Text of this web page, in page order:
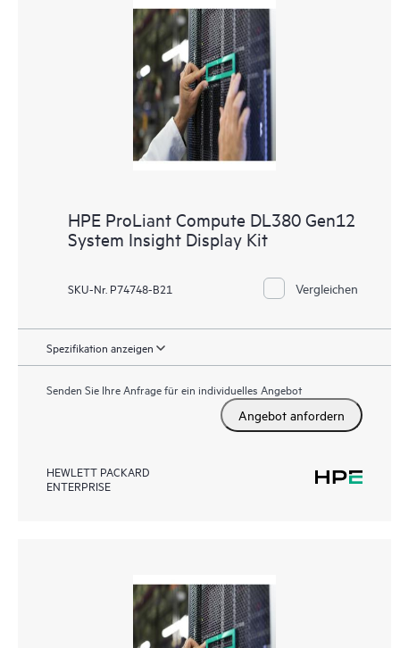
HPE ProLiant Compute DL380 Gen12
System Insight Display Kit
SKU-Nr. P74748-B21 Vergleichen
Spezifikation anzeigen
Senden Sie Ihre Anfrage für ein individuelles Angebot
Angebot anfordern
HEWLETT PACKARD
ENTERPRISE